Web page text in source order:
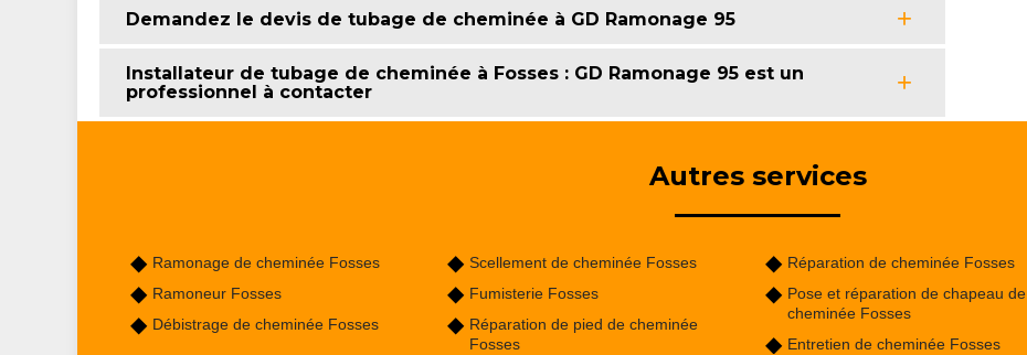
Demandez le devis de tubage de cheminée à GD Ramonage 95
Installateur de tubage de cheminée à Fosses : GD Ramonage 95 est un
professionnel à contacter
Autres services
Ramonage de cheminée Fosses
Ramoneur Fosses
Débistrage de cheminée Fosses
Scellement de cheminée Fosses
Fumisterie Fosses
Réparation de pied de cheminée
Fosses
Réparation de cheminée Fosses
Pose et réparation de chapeau de
cheminée Fosses
Entretien de cheminée Fosses